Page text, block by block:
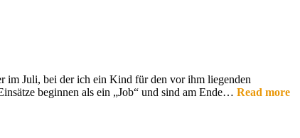
im Juli, bei der ich ein Kind für den vor ihm liegenden
beginnen als ein „Job“ und sind am Ende… Read more